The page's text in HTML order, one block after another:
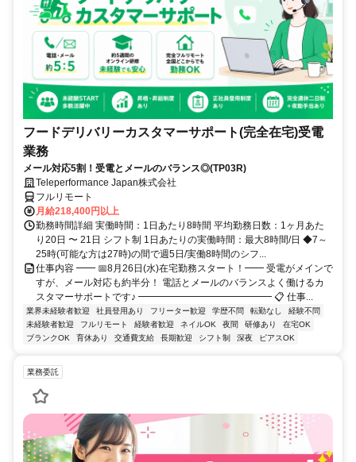
フードデリバリーカスタマーサポート(完全在宅)受電
業務
メール対応5割！受電とメールのバランス◎(TP03R)
Teleperformance Japan株式会社
フルリモート
月給218,400円以上
勤務時間詳細 実働時間：1日あたり8時間 平均勤務日数：1ヶ月あた
り20日 〜 21日 シフト制 1日あたりの実働時間：最大8時間/日 ◆7～
25時(可能な方は27時)の間で週5日/実働8時間のシフ...
仕事内容 ━━ 📅8月26日(水)在宅勤務スタート！━━ 受電がメインで
すが、メール対応も約半分！ 電話とメールのバランスよく働けるカ
スタマーサポートです♪ ━━━━━━━━━━━━━━ 📋 仕事...
業界未経験者歓迎 社員登用あり フリーター歓迎 学歴不問 転勤なし
経験不問
未経験者歓迎
フルリモート 経験者歓迎 ネイルOK 夜間 研修あり
在宅OK
ブランクOK
育休あり 交通費支給 長期歓迎 シフト制 深夜 ピアスOK
業務委託